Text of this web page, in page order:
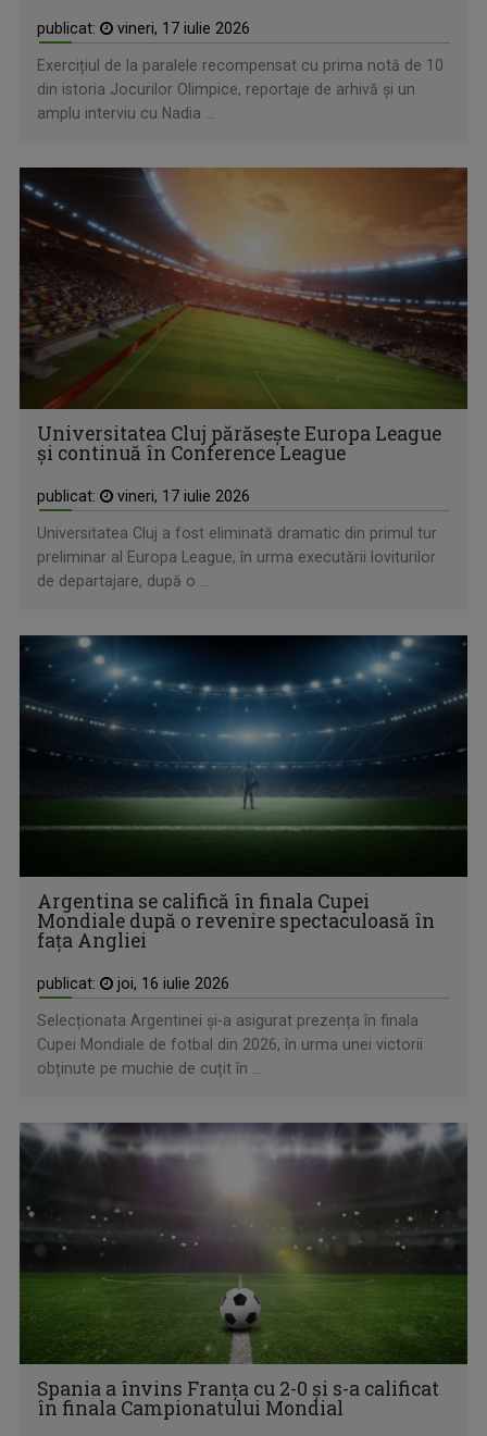
publicat: vineri, 17 iulie 2026
Exercițiul de la paralele recompensat cu prima notă de 10
din istoria Jocurilor Olimpice, reportaje de arhivă și un
amplu interviu cu Nadia ...
Universitatea Cluj părăsește Europa League
și continuă în Conference League
publicat: vineri, 17 iulie 2026
Universitatea Cluj a fost eliminată dramatic din primul tur
preliminar al Europa League, în urma executării loviturilor
de departajare, după o ...
Argentina se califică în finala Cupei
Mondiale după o revenire spectaculoasă în
fața Angliei
publicat: joi, 16 iulie 2026
Selecționata Argentinei și-a asigurat prezența în finala
Cupei Mondiale de fotbal din 2026, în urma unei victorii
obținute pe muchie de cuțit în ...
Spania a învins Franța cu 2-0 și s-a calificat
în finala Campionatului Mondial